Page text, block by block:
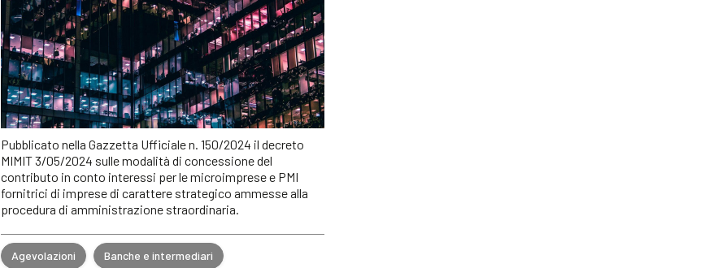
Pubblicato nella Gazzetta Ufficiale n. 150/2024 il decreto
MIMIT 3/05/2024 sulle modalità di concessione del
contributo in conto interessi per le microimprese e PMI
fornitrici di imprese di carattere strategico ammesse alla
procedura di amministrazione straordinaria.
Agevolazioni Banche e intermediari